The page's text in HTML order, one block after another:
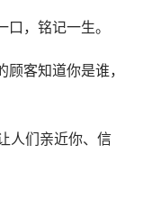
，铭记一生。
客知道你是谁，
人们亲近你、信